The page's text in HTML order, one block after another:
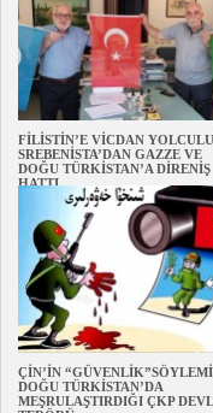
FİLİSTİN’E VİCDAN
SREBENİSTA’DAN GAZZE VE
DOĞU TÜRKİSTAN’A DİRENİŞ
HATTI
ÇİN’İN
DOĞU TÜRKİSTAN’DA
MEŞRULAŞTIRDIĞI ÇKP